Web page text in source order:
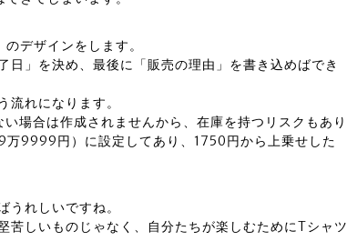
デザインをします。
日」を決め、最後に「販売の理由」を書き込めばでき
流れになります。
場合は作成されませんから、在庫を持つリスクもあり
9999円）に設定してあり、1750円から上乗せした
うれしいですね。
苦しいものじゃなく、自分たちが楽しむためにTシャツ